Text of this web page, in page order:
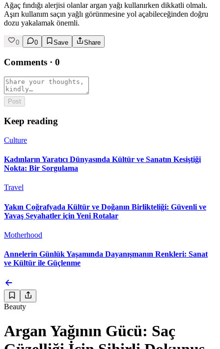
Ağaç fındığı alerjisi olanlar argan yağı kullanırken dikkatli olmalı.
Aşırı kullanım saçın yağlı görünmesine yol açabileceğinden doğru
dozu yakalamak önemli.
0 0 Save Share
Comments · 0
Post
Keep reading
Culture
Kadınların Yaratıcı Dünyasında Kültür ve Sanatın Kesiştiği
Nokta: Bir Sorgulama
Travel
Yakın Coğrafyada Kültür ve Doğanın Birlikteliği: Güvenli ve
Yavaş Seyahatler için Yeni Rotalar
Motherhood
Annelerin Günlük Yaşamında Dayanışmanın Renkleri: Sanat
ve Kültür ile Güçlenme
Beauty
Argan Yağının Gücü: Saç